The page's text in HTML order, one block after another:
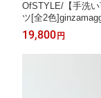
OfSTYLE/【手洗
ツ[全2色
ギー ぎんざまぎー
0代 30代 40代 プ
19,800 円